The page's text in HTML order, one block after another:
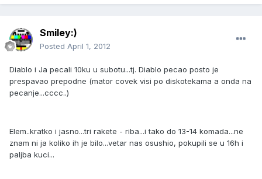
Smiley:)
Posted April 1, 2012
Diablo i Ja pecali 10ku u subotu...tj. Diablo pecao posto je
prespavao prepodne (mator covek visi po diskotekama a onda na
pecanje...cccc..)
Elem..kratko i jasno...tri rakete - riba...i tako do 13-14 komada...ne
znam ni ja koliko ih je bilo...vetar nas osushio, pokupili se u 16h i
paljba kuci...